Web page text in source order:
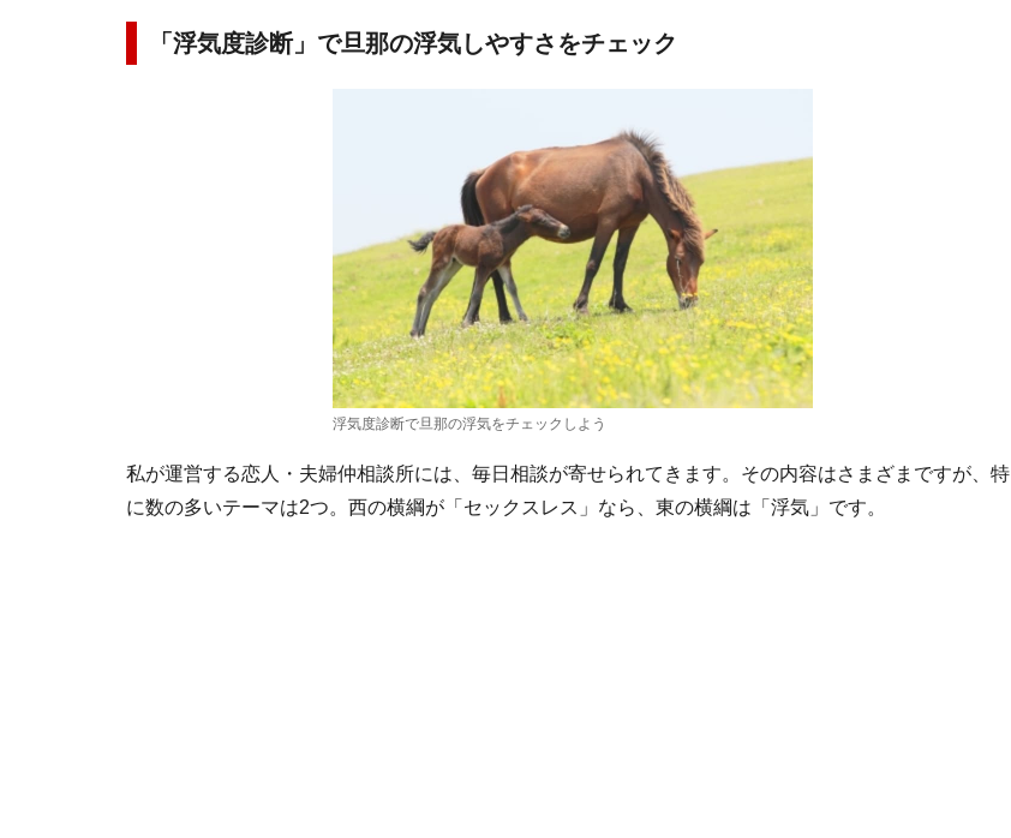
「浮気度診断」で旦那の浮気しやすさをチェック
浮気度診断で旦那の浮気をチェックしよう
私が運営する恋人・夫婦仲相談所には、毎日相談が寄せられてきます。その内容はさまざまですが、特
に数の多いテーマは2つ。西の横綱が「セックスレス」なら、東の横綱は「浮気」です。